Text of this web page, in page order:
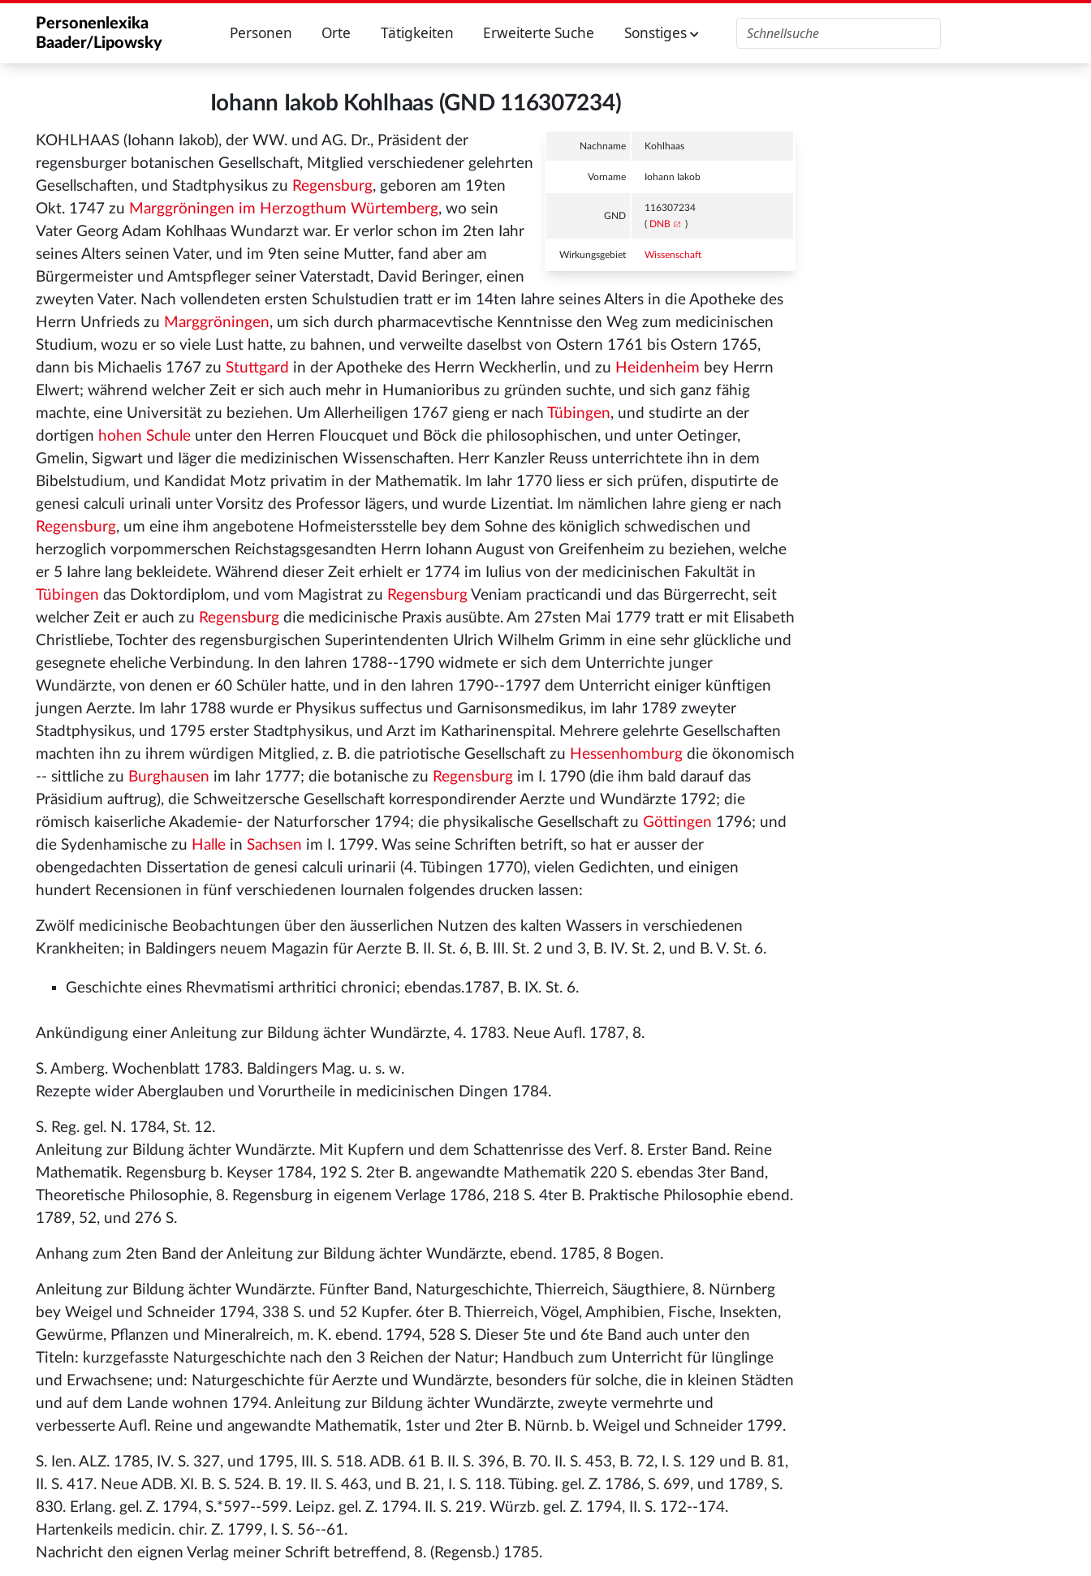
Personenlexika
Baader/Lipowsky
Personen Orte Tätigkeiten Erweiterte Suche Sonstiges
Iohann Iakob Kohlhaas (GND 116307234)
Nachname Kohlhaas
Vorname Iohann Iakob
GND
116307234
( DNB )
Wirkungsgebiet Wissenschaft
KOHLHAAS (Iohann Iakob), der WW. und AG. Dr., Präsident der
regensburger botanischen Gesellschaft, Mitglied verschiedener gelehrten
Gesellschaften, und Stadtphysikus zu Regensburg, geboren am 19ten
Okt. 1747 zu Marggröningen im Herzogthum Würtemberg, wo sein
Vater Georg Adam Kohlhaas Wundarzt war. Er verlor schon im 2ten Iahr
seines Alters seinen Vater, und im 9ten seine Mutter, fand aber am
Bürgermeister und Amtspfleger seiner Vaterstadt, David Beringer, einen
zweyten Vater. Nach vollendeten ersten Schulstudien tratt er im 14ten Iahre seines Alters in die Apotheke des
Herrn Unfrieds zu Marggröningen, um sich durch pharmacevtische Kenntnisse den Weg zum medicinischen
Studium, wozu er so viele Lust hatte, zu bahnen, und verweilte daselbst von Ostern 1761 bis Ostern 1765,
dann bis Michaelis 1767 zu Stuttgard in der Apotheke des Herrn Weckherlin, und zu Heidenheim bey Herrn
Elwert; während welcher Zeit er sich auch mehr in Humanioribus zu gründen suchte, und sich ganz fähig
machte, eine Universität zu beziehen. Um Allerheiligen 1767 gieng er nach Tübingen, und studirte an der
dortigen hohen Schule unter den Herren Floucquet und Böck die philosophischen, und unter Oetinger,
Gmelin, Sigwart und Iäger die medizinischen Wissenschaften. Herr Kanzler Reuss unterrichtete ihn in dem
Bibelstudium, und Kandidat Motz privatim in der Mathematik. Im Iahr 1770 liess er sich prüfen, disputirte de
genesi calculi urinali unter Vorsitz des Professor Iägers, und wurde Lizentiat. Im nämlichen Iahre gieng er nach
Regensburg, um eine ihm angebotene Hofmeistersstelle bey dem Sohne des königlich schwedischen und
herzoglich vorpommerschen Reichstagsgesandten Herrn Iohann August von Greifenheim zu beziehen, welche
er 5 Iahre lang bekleidete. Während dieser Zeit erhielt er 1774 im Iulius von der medicinischen Fakultät in
Tübingen das Doktordiplom, und vom Magistrat zu Regensburg Veniam practicandi und das Bürgerrecht, seit
welcher Zeit er auch zu Regensburg die medicinische Praxis ausübte. Am 27sten Mai 1779 tratt er mit Elisabeth
Christliebe, Tochter des regensburgischen Superintendenten Ulrich Wilhelm Grimm in eine sehr glückliche und
gesegnete eheliche Verbindung. In den Iahren 1788--1790 widmete er sich dem Unterrichte junger
Wundärzte, von denen er 60 Schüler hatte, und in den Iahren 1790--1797 dem Unterricht einiger künftigen
jungen Aerzte. Im Iahr 1788 wurde er Physikus suffectus und Garnisonsmedikus, im Iahr 1789 zweyter
Stadtphysikus, und 1795 erster Stadtphysikus, und Arzt im Katharinenspital. Mehrere gelehrte Gesellschaften
machten ihn zu ihrem würdigen Mitglied, z. B. die patriotische Gesellschaft zu Hessenhomburg die ökonomisch
-- sittliche zu Burghausen im Iahr 1777; die botanische zu Regensburg im I. 1790 (die ihm bald darauf das
Präsidium auftrug), die Schweitzersche Gesellschaft korrespondirender Aerzte und Wundärzte 1792; die
römisch kaiserliche Akademie- der Naturforscher 1794; die physikalische Gesellschaft zu Göttingen 1796; und
die Sydenhamische zu Halle in Sachsen im I. 1799. Was seine Schriften betrift, so hat er ausser der
obengedachten Dissertation de genesi calculi urinarii (4. Tübingen 1770), vielen Gedichten, und einigen
hundert Recensionen in fünf verschiedenen Iournalen folgendes drucken lassen:
Zwölf medicinische Beobachtungen über den äusserlichen Nutzen des kalten Wassers in verschiedenen
Krankheiten; in Baldingers neuem Magazin für Aerzte B. II. St. 6, B. III. St. 2 und 3, B. IV. St. 2, und B. V. St. 6.
Geschichte eines Rhevmatismi arthritici chronici; ebendas.1787, B. IX. St. 6.
Ankündigung einer Anleitung zur Bildung ächter Wundärzte, 4. 1783. Neue Aufl. 1787, 8.
S. Amberg. Wochenblatt 1783. Baldingers Mag. u. s. w.
Rezepte wider Aberglauben und Vorurtheile in medicinischen Dingen 1784.
S. Reg. gel. N. 1784, St. 12.
Anleitung zur Bildung ächter Wundärzte. Mit Kupfern und dem Schattenrisse des Verf. 8. Erster Band. Reine
Mathematik. Regensburg b. Keyser 1784, 192 S. 2ter B. angewandte Mathematik 220 S. ebendas 3ter Band,
Theoretische Philosophie, 8. Regensburg in eigenem Verlage 1786, 218 S. 4ter B. Praktische Philosophie ebend.
1789, 52, und 276 S.
Anhang zum 2ten Band der Anleitung zur Bildung ächter Wundärzte, ebend. 1785, 8 Bogen.
Anleitung zur Bildung ächter Wundärzte. Fünfter Band, Naturgeschichte, Thierreich, Säugthiere, 8. Nürnberg
bey Weigel und Schneider 1794, 338 S. und 52 Kupfer. 6ter B. Thierreich, Vögel, Amphibien, Fische, Insekten,
Gewürme, Pflanzen und Mineralreich, m. K. ebend. 1794, 528 S. Dieser 5te und 6te Band auch unter den
Titeln: kurzgefasste Naturgeschichte nach den 3 Reichen der Natur; Handbuch zum Unterricht für Iünglinge
und Erwachsene; und: Naturgeschichte für Aerzte und Wundärzte, besonders für solche, die in kleinen Städten
und auf dem Lande wohnen 1794. Anleitung zur Bildung ächter Wundärzte, zweyte vermehrte und
verbesserte Aufl. Reine und angewandte Mathematik, 1ster und 2ter B. Nürnb. b. Weigel und Schneider 1799.
S. Ien. ALZ. 1785, IV. S. 327, und 1795, III. S. 518. ADB. 61 B. II. S. 396, B. 70. II. S. 453, B. 72, I. S. 129 und B. 81,
II. S. 417. Neue ADB. XI. B. S. 524. B. 19. II. S. 463, und B. 21, I. S. 118. Tübing. gel. Z. 1786, S. 699, und 1789, S.
830. Erlang. gel. Z. 1794, S.*597--599. Leipz. gel. Z. 1794. II. S. 219. Würzb. gel. Z. 1794, II. S. 172--174.
Hartenkeils medicin. chir. Z. 1799, I. S. 56--61.
Nachricht den eignen Verlag meiner Schrift betreffend, 8. (Regensb.) 1785.